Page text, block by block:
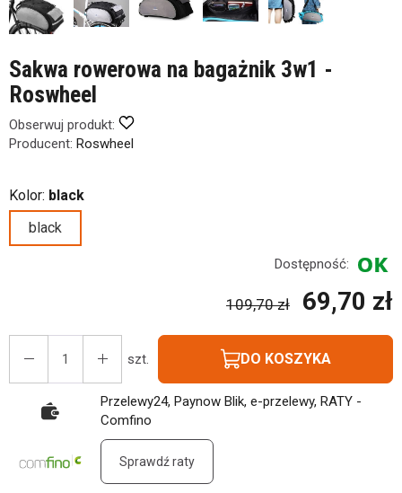
Sakwa rowerowa na bagażnik 3w1 -
Roswheel
Obserwuj produkt:
Producent: Roswheel
Kolor: black
black
Dostępność:
109,70 zł 69,70 zł
szt. DO KOSZYKA
Przelewy24, Paynow Blik, e-przelewy, RATY -
Comfino
Sprawdź raty